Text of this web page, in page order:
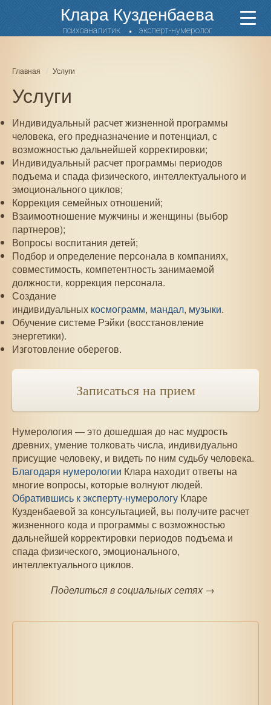
содержанию
Клара Кузденбаева
психоаналитик эксперт-нумеролог
Главная Услуги
Услуги
Индивидуальный расчет жизненной программы
человека, его предназначение и потенциал, с
возможностью дальнейшей корректировки;
Индивидуальный расчет программы периодов
подъема и спада физического, интеллектуального и
эмоционального циклов;
Коррекция семейных отношений;
Взаимоотношение мужчины и женщины (выбор
партнеров);
Вопросы воспитания детей;
Подбор и определение персонала в компаниях,
совместимость, компетентность занимаемой
должности, коррекция персонала.
Создание
индивидуальных космограмм, мандал, музыки.
Обучение системе Рэйки (восстановление
энергетики).
Изготовление оберегов.
Записаться на прием
Нумерология — это дошедшая до нас мудрость
древних, умение толковать числа, индивидуально
присущие человеку, и видеть по ним судьбу человека.
Благодаря нумерологии Клара находит ответы на
многие вопросы, которые волнуют людей.
Обратившись к эксперту-нумерологу Кларе
Кузденбаевой за консультацией, вы получите расчет
жизненного кода и программы с возможностью
дальнейшей корректировки периодов подъема и
спада физического, эмоционального,
интеллектуального циклов.
Поделиться в социальных сетях →